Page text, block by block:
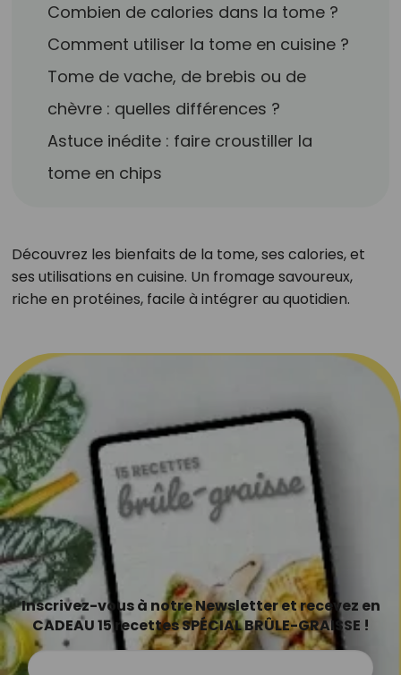
Combien de calories dans la tome ?
Comment utiliser la tome en cuisine ?
Tome de vache, de brebis ou de
chèvre : quelles différences ?
Astuce inédite : faire croustiller la
tome en chips
Découvrez les bienfaits de la tome, ses calories, et
ses utilisations en cuisine. Un fromage savoureux,
riche en protéines, facile à intégrer au quotidien.
Inscrivez-vous à notre Newsletter et recevez en
CADEAU 15 recettes SPÉCIAL BRÛLE-GRAISSE !